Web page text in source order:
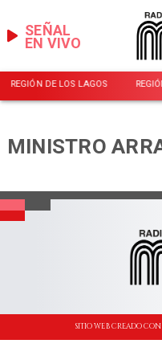
EN VIVO
SEÑAL
REGIÓN DE LOS LAGOS
MINISTRO
SITIO WEB CREADO